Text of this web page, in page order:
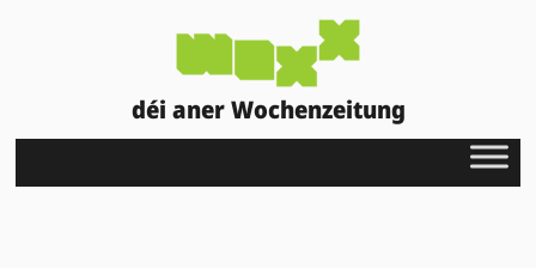
déi aner Wochenzeitung